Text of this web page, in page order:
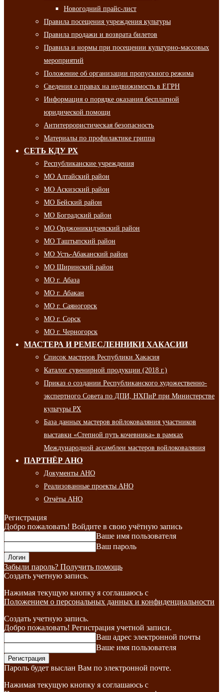
Новогодний прайс-лист
Правила посещения учреждения культуры
Правила продажи и возврата билетов
Правила и нормы при посещении культурно-массовых
мероприятий
Положение об организации пропускного режима
Сведения о правах на недвижимость в ЕГРН
Информация о порядке оказания бесплатной
юридической помощи
Антитеррористическая безопасность
Материалы по профилактике гриппа
СЕТЬ КДУ РХ
Республиканские учреждения
МО Алтайский район
МО Аскизский район
МО Бейский район
МО Боградский район
МО Орджоникидзевский район
МО Таштыпский район
МО Усть-Абаканский район
МО Ширинский район
МО г. Абаза
МО г. Абакан
МО г. Саяногорск
МО г. Сорск
МО г. Черногорск
МАСТЕРА И РЕМЕСЛЕННИКИ ХАКАСИИ
Список мастеров Республики Хакасия
Каталог сувенирной продукции (2018 г.)
Приказ о создании Республиканского художественно-
экспертного Совета по ДПИ, НХПиР при Министерстве
культуры РХ
База данных мастеров войлоковаляния участников
выставки «Степной путь кочевника» в рамках
Международной ассамблеи мастеров войлоковаляния
ПАРТНЁР АНО
Документы АНО
Реализованные проекты АНО
Отчёты АНО
Регистрация
Добро пожаловать! Войдите в свою учётную запись
Ваше имя пользователя
Ваш пароль
Забыли пароль? Получить помощь
Создать учетную запись.
Нажимая текущую кнопку я соглашаюсь с
Положением о персональных данных и конфиденциальности
Создать учетную запись.
Добро пожаловать! Регистрация учетной записи.
Ваш адрес электронной почты
Ваше имя пользователя
Пароль будет выслан Вам по электронной почте.
Нажимая текущую кнопку я соглашаюсь с